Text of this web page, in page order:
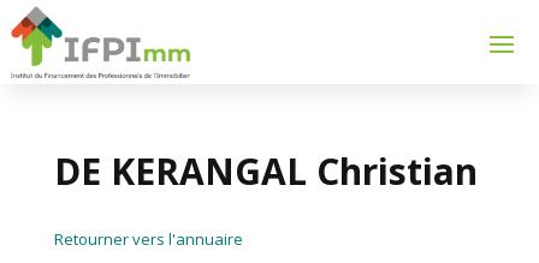
DE KERANGAL Christian
Retourner vers l'annuaire